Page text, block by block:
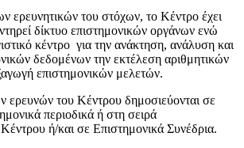
ερευνητικών του στόχων, το Κέντρο έχει
δίκτυο επιστημονικών οργάνων ενώ
κέντρο για την ανάκτηση, ανάλυση και
δεδομένων την εκτέλεση αριθμητικών
επιστημονικών μελετών.
ερευνών του Κέντρου δημοσιεύονται σε
περιοδικά ή στη σειρά
ή/και σε Επιστημονικά Συνέδρια.